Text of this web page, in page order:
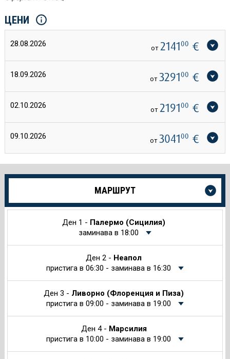
ЦЕНИ
28.08.2026 от 214100 €
18.09.2026 от 329100 €
02.10.2026 от 219100 €
09.10.2026 от 304100 €
Още
за
МАРШРУТ
Ден 1 - Палермо (Сицилия)
заминава в 18:00
Ден 2 - Неапол
пристига в 06:30 - заминава в 16:30
Ден 3 - Ливорно (Флоренция и Пиза)
пристига в 09:00 - заминава в 19:00
Ден 4 - Марсилия
пристига в 10:00 - заминава в 19:00